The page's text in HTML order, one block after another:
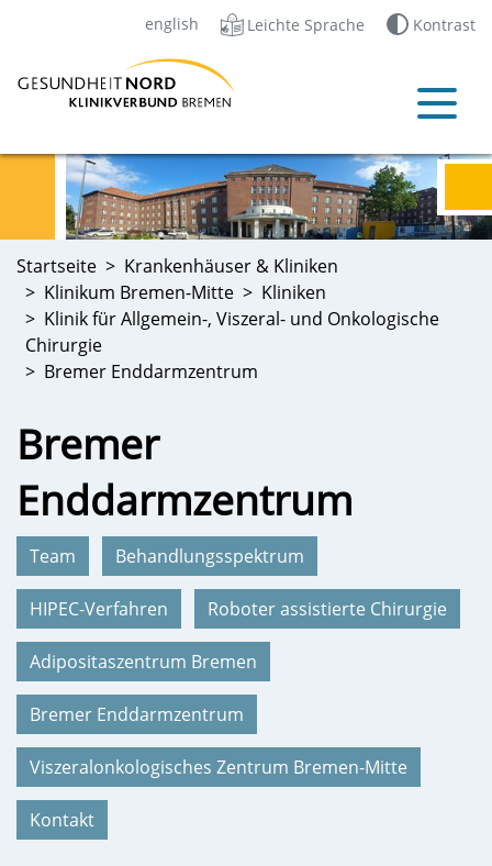
english Leichte Sprache Kontrast
Startseite
Krankenhäuser & Kliniken
Klinikum Bremen-Mitte
Kliniken
Klinik für Allgemein-, Viszeral- und Onkologische
Chirurgie
Bremer Enddarmzentrum
Bremer
Enddarmzentrum
Team Behandlungsspektrum
HIPEC-Verfahren Roboter assistierte Chirurgie
Adipositaszentrum Bremen
Bremer Enddarmzentrum
Viszeralonkologisches Zentrum Bremen-Mitte
Kontakt